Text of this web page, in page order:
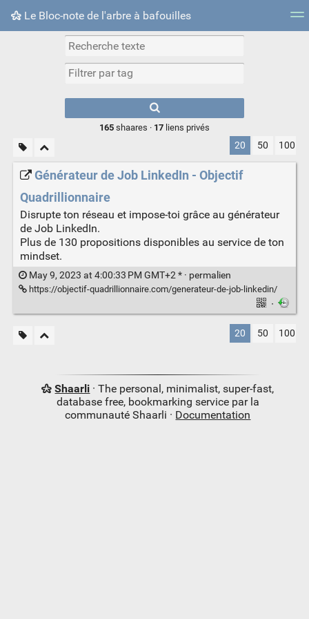
Le Bloc-note de l'arbre à bafouilles
Nuage de tags Mur d'images
results.
165shaares · 17liens privés
20 50 100
Générateur de Job LinkedIn - Objectif
Quadrillionnaire
Disrupte ton réseau et impose-toi grâce au générateur
de Job LinkedIn.
Plus de 130 propositions disponibles au service de ton
mindset.
May 9, 2023 at 4:00:33 PM GMT+2 * · permalien
https://objectif-quadrillionnaire.com/generateur-de-job-linkedin/
·
20 50 100
Shaarli · The personal, minimalist, super-fast,
database free, bookmarking service par la
communauté Shaarli · Documentation